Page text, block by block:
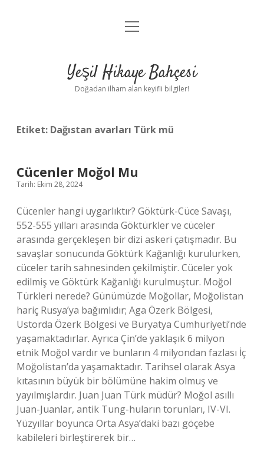
Anasayfa
Yasal Uyarı
menüyü
Yeşil Hikaye Bahçesi
Doğadan ilham alan keyifli bilgiler!
Etiket: Dağıstan avarları Türk mü
Cücenler Moğol Mu
Tarih: Ekim 28, 2024
Cücenler hangi uygarlıktır? Göktürk-Cüce Savaşı,
552-555 yılları arasında Göktürkler ve cüceler
arasında gerçekleşen bir dizi askeri çatışmadır. Bu
savaşlar sonucunda Göktürk Kağanlığı kurulurken,
cüceler tarih sahnesinden çekilmiştir. Cüceler yok
edilmiş ve Göktürk Kağanlığı kurulmuştur. Moğol
Türkleri nerede? Günümüzde Moğollar, Moğolistan
hariç Rusya’ya bağımlıdır; Aga Özerk Bölgesi,
Ustorda Özerk Bölgesi ve Buryatya Cumhuriyeti’nde
yaşamaktadırlar. Ayrıca Çin’de yaklaşık 6 milyon
etnik Moğol vardır ve bunların 4 milyondan fazlası İç
Moğolistan’da yaşamaktadır. Tarihsel olarak Asya
kıtasının büyük bir bölümüne hakim olmuş ve
yayılmışlardır. Juan Juan Türk müdür? Moğol asıllı
Juan-Juanlar, antik Tung-huların torunları, IV-VI.
Yüzyıllar boyunca Orta Asya’daki bazı göçebe
kabileleri birleştirerek bir…